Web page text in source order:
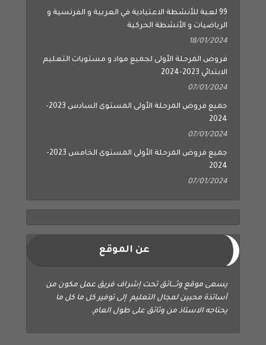
99 لعبة للأنشطة الاعتيادية في العربية و الفرنسية و
الرياضيات و الأنشطة الحركية
18/01/2024
فروض المرحلة الأولى لجميع مواد و مستويات التعليم
الابتدائي 2023-2024
07/01/2024
جميع فروض المرحلة الأولى المستوى السادس 2023-
2024
07/01/2024
جميع فروض المرحلة الأولى المستوى الخامس 2023-
2024
07/01/2024
عن الموقع
يسعى موقع وثــــائق تحت إشراف فريق عمل مكون من
أساتذة محبين لمجال التعليم إلى توفير كل ما كل ما
يحتاجه الاستاذ من وثائق على طول العام.